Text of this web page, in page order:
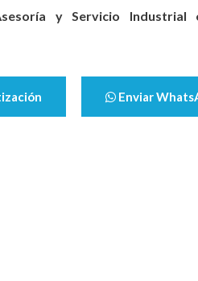
y Servicio
Enviar